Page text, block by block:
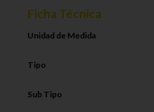
Ficha Técnica
Unidad de Medida
Tipo
Sub Tipo